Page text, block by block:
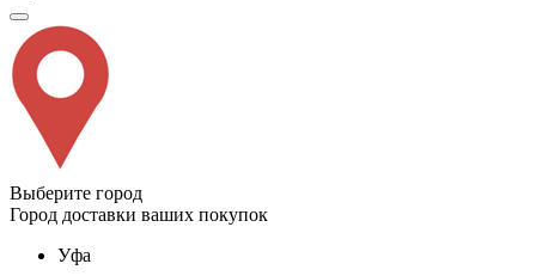
Выберите город
Город доставки ваших покупок
Уфа